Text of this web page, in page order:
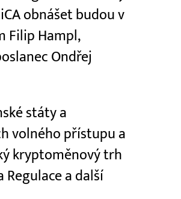
obnášet budou v
Filip Hampl,
Ondřej
státy a
volného přístupu a
kryptoměnový trh
Regulace a další